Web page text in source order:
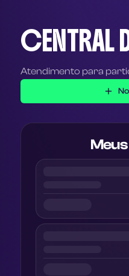
CENTRAL
Atendimento para